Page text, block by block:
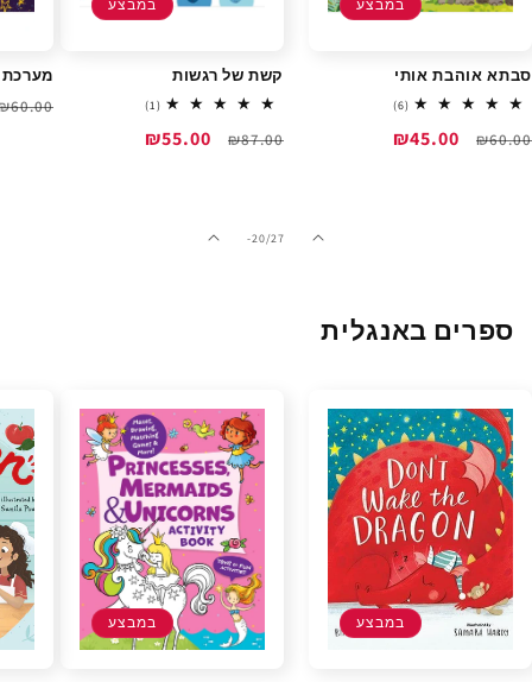
במבצע
סבתא אוהבת אותי
(6)
6
reviews
מחיר
₪60.00
מחיר
₪45.00
במבצע
קשת של רגשות
(1)
1
reviews
מחיר
₪87.00
מחיר
₪55.00
מחיר
-20/
מתוך
27
ספרים באנגלית
במבצע במבצע